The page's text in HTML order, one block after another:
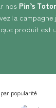
nos Pin’s
la campagne
produit est